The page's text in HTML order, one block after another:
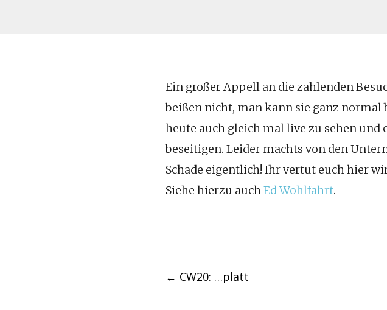
Ein großer Appell an die zahlenden
beißen nicht, man kann sie ganz normal
heute auch gleich mal live zu sehen
beseitigen. Leider machts von den
Schade eigentlich! Ihr vertut euch hier
Siehe hierzu auchEd Wohlfahrt.
← CW20: …platt